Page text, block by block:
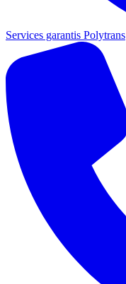
Services garantis Polytrans